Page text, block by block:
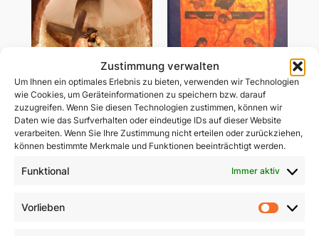
Zustimmung verwalten
Um Ihnen ein optimales Erlebnis zu bieten, verwenden wir Technologien
wie Cookies, um Geräteinformationen zu speichern bzw. darauf
zuzugreifen. Wenn Sie diesen Technologien zustimmen, können wir
Daten wie das Surfverhalten oder eindeutige IDs auf dieser Website
verarbeiten. Wenn Sie Ihre Zustimmung nicht erteilen oder zurückziehen,
können bestimmte Merkmale und Funktionen beeinträchtigt werden.
Funktional Immer aktiv
Vorlieben
Den Kreuzweg beten
Leben aus der Fülle des